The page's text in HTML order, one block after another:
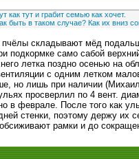
как тут и грабит семью как хочет.
быть в таком случае? Как их вниз
пчёлы складывают мёд
подкормке само сабой
летка поздно осенью на
с одним летком
но лишь при наличии
просверлил по 4 вент.
в феврале. После того как
стенки, поэтому держу их
рамки и до